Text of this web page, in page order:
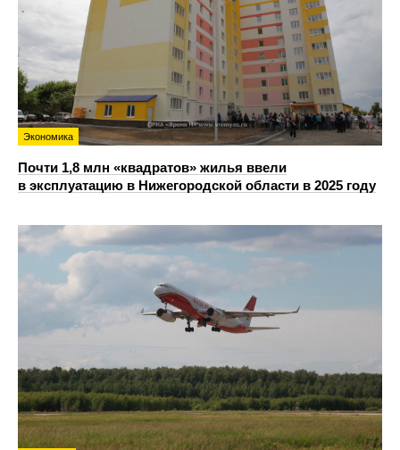
Экономика
Почти 1,8 млн «квадратов» жилья ввели
в эксплуатацию в Нижегородской области в 2025 году